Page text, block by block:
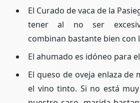
El Curado de vaca de la
tener al no ser
combinan bastante bien con
El ahumado es idóneo para
El queso de oveja enlaza de
el vino tinto. Si no está